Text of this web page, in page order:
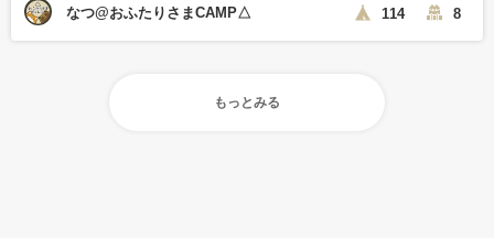
なつ@おふたりさまCAMP△ 114 8
もっとみる